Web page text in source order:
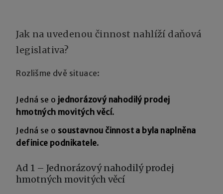
Jak na uvedenou činnost nahlíží daňová
legislativa?
Rozlišme dvě situace:
Jedná se o jednorázový nahodilý prodej
hmotných movitých věcí.
Jedná se o soustavnou činnost a byla naplněna
definice podnikatele.
Ad 1 – Jednorázový nahodilý prodej
hmotných movitých věcí